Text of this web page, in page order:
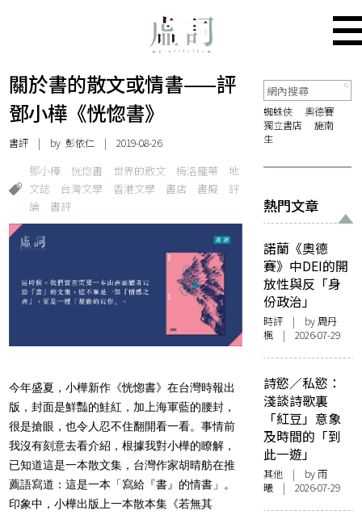
關於書的散文或情書——評
鄧小樺《恍惚書》
書評 | by彭依仁 | 2019-08-26
鄧小樺 恍惚書 世界的散文 梅洛龐蒂
地
文誌
台灣文學 香港文學 書店 書癡
評
論
書評
今年盛夏，小樺新作《恍惚書》在台灣時報出
版，封面是鮮豔的鮭紅，加上海軍藍的腰封，
很是搶眼，也令人忍不住翻開看一看。事情前
我沒有刻意去看介紹，根據我對小樺的瞭解，
已知道這是一本散文集，台灣作家胡晴舫在推
薦語寫道：這是一本「寫給『書』的情書」。
印象中，小樺出版上一本散本集《若無其
蜘蛛俠
奧德賽
獨立書店
施南
生
熱門文章
諾蘭《奧德
賽》中DEI的開
放性與反「身
份政治」
時評 | by周丹
楓 | 2026-07-29
詩慾／私慾：
淺談詩歌裏
「紅豆」意象
及時間的「到
此一遊」
其他 | by 雨
曦 | 2026-07-29